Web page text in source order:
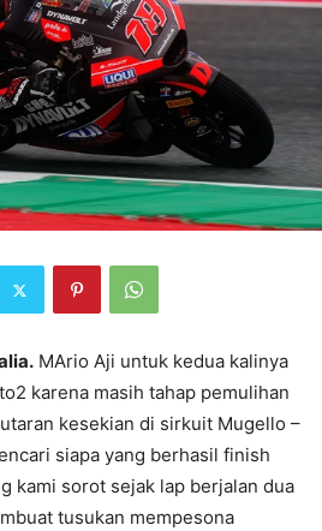
MArio Aji untuk kedua kalinya
karena masih tahap pemulihan
kesekian di sirkuit Mugello –
siapa yang berhasil finish
kami sorot sejak lap berjalan dua
tusukan mempesona